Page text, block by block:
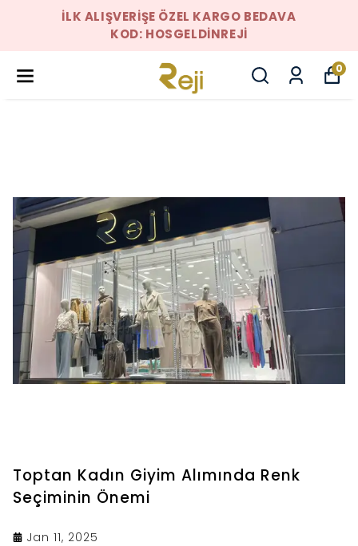
İLK ALIŞVERIŞE ÖZEL KARGO BEDAVA
KOD: HOSGELDINREJI
0
Toptan Kadın Giyim Alımında Renk
Seçiminin Önemi
Jan 11, 2025